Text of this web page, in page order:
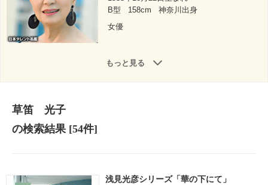
B型
158cm
神奈川出身
女優
もっと見る
草笛 光子
の検索結果[54件]
浅見光彦シリーズ「華の下にて」